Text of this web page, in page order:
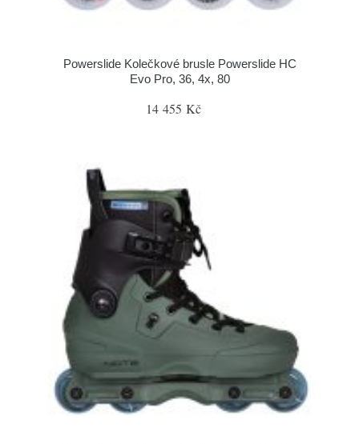
Powerslide Kolečkové brusle Powerslide HC
Evo Pro, 36, 4x, 80
14 455 Kč